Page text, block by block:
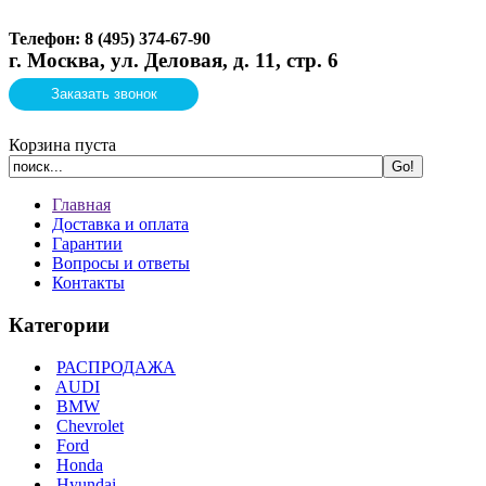
Телефон: 8 (495) 374-67-90
г. Москва, ул. Деловая, д. 11, стр. 6
Заказать звонок
Корзина пуста
Главная
Доставка и оплата
Гарантии
Вопросы и ответы
Контакты
Категории
РАСПРОДАЖА
AUDI
BMW
Chevrolet
Ford
Honda